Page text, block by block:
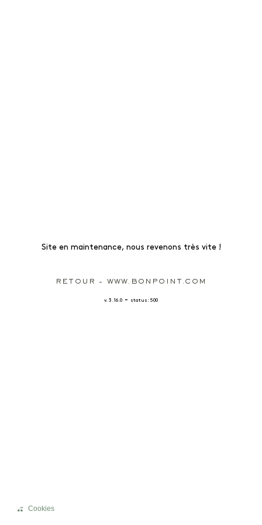
Site en maintenance, nous revenons très vite !
RETOUR - WWW.BONPOINT.COM
v. 3.16.0 - status: 500